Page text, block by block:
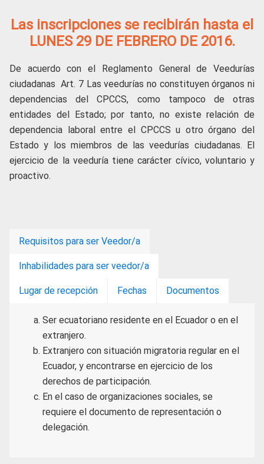
Las inscripciones se recibirán hasta el
LUNES 29 DE FEBRERO DE 2016.
De acuerdo con el Reglamento General de Veedurías
ciudadanas Art. 7 Las veedurías no constituyen órganos ni
dependencias del CPCCS, como tampoco de otras
entidades del Estado; por tanto, no existe relación de
dependencia laboral entre el CPCCS u otro órgano del
Estado y los miembros de las veedurías ciudadanas. El
ejercicio de la veeduría tiene carácter cívico, voluntario y
proactivo.
Requisitos para ser Veedor/a
Inhabilidades para ser veedor/a
Lugar de recepción Fechas Documentos
Ser ecuatoriano residente en el Ecuador o en el
extranjero.
Extranjero con situación migratoria regular en el
Ecuador, y encontrarse en ejercicio de los
derechos de participación.
En el caso de organizaciones sociales, se
requiere el documento de representación o
delegación.